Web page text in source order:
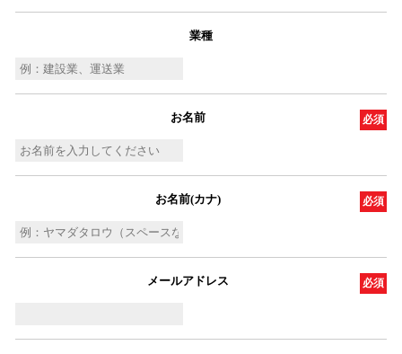
業種
お名前 必須
お名前(カナ) 必須
メールアドレス 必須